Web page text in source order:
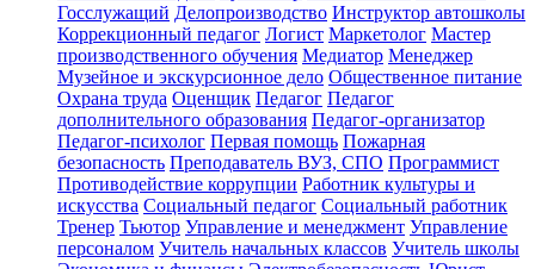
Госслужащий Делопроизводство Инструктор автошколы
Коррекционный педагог Логист Маркетолог Мастер
производственного обучения Медиатор Менеджер
Музейное и экскурсионное дело Общественное питание
Охрана труда Оценщик Педагог Педагог
дополнительного образования Педагог-организатор
Педагог-психолог Первая помощь Пожарная
безопасность Преподаватель ВУЗ, СПО Программист
Противодействие коррупции Работник культуры и
искусства Социальный педагог Социальный работник
Тренер Тьютор Управление и менеджмент Управление
персоналом Учитель начальных классов Учитель школы